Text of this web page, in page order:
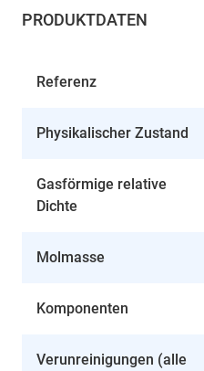
PRODUKTDATEN
Referenz
Physikalischer Zustand
Gasförmige relative
Dichte
Molmasse
Komponenten
Verunreinigungen (alle